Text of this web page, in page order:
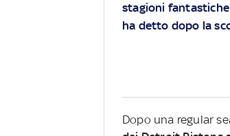
stagioni
ha detto dopo la
Dopo una regular